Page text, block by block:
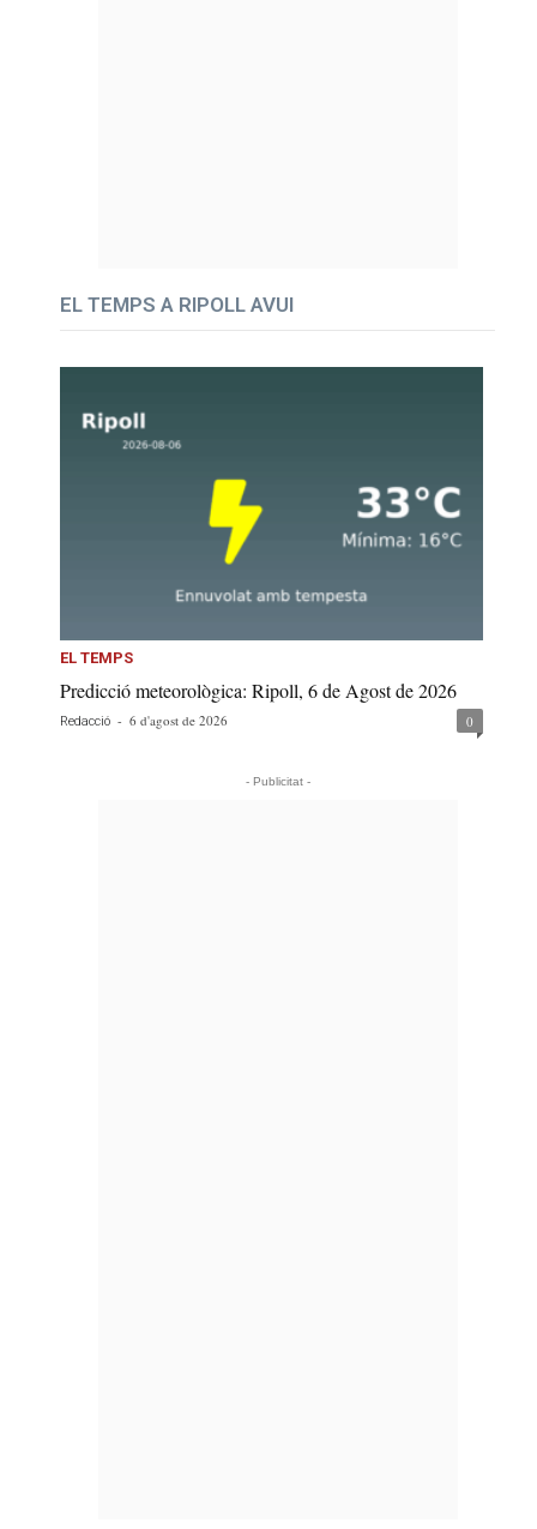
EL TEMPS A RIPOLL AVUI
EL TEMPS
Predicció meteorològica: Ripoll, 6 de Agost de 2026
Redacció - 6 d'agost de 2026 0
- Publicitat -